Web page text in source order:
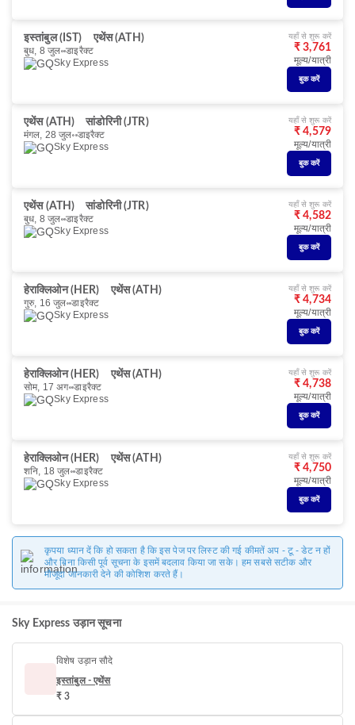
इस्तांबुल (IST)
एथेंस (ATH)
बुध, 8 जुल॰ डाइरैक्ट
Sky Express
यहाँ से शुरू करें
₹ 3,761
मूल्य/यात्री
बुक करें
एथेंस (ATH)
सांडोरिनी (JTR)
मंगल, 28 जुल॰ डाइरैक्ट
Sky Express
यहाँ से शुरू करें
₹ 4,579
मूल्य/यात्री
बुक करें
एथेंस (ATH)
सांडोरिनी (JTR)
बुध, 8 जुल॰ डाइरैक्ट
Sky Express
यहाँ से शुरू करें
₹ 4,582
मूल्य/यात्री
बुक करें
हेराक्लिओन (HER)
एथेंस (ATH)
गुरु, 16 जुल॰ डाइरैक्ट
Sky Express
यहाँ से शुरू करें
₹ 4,734
मूल्य/यात्री
बुक करें
हेराक्लिओन (HER)
एथेंस (ATH)
सोम, 17 अग॰ डाइरैक्ट
Sky Express
यहाँ से शुरू करें
₹ 4,738
मूल्य/यात्री
बुक करें
हेराक्लिओन (HER)
एथेंस (ATH)
शनि, 18 जुल॰ डाइरैक्ट
Sky Express
यहाँ से शुरू करें
₹ 4,750
मूल्य/यात्री
बुक करें
कृपया ध्यान दें कि हो सकता है कि इस पेज पर लिस्ट की गई कीमतें अप - टू - डेट न हों
और बिना किसी पूर्व सूचना के इसमें बदलाव किया जा सके। हम सबसे सटीक और
मौजूदा जानकारी देने की कोशिश करते हैं।
Sky Express उड़ान सूचना
विशेष उड़ान सौदे
इस्तांबुल - एथेंस
₹ 3